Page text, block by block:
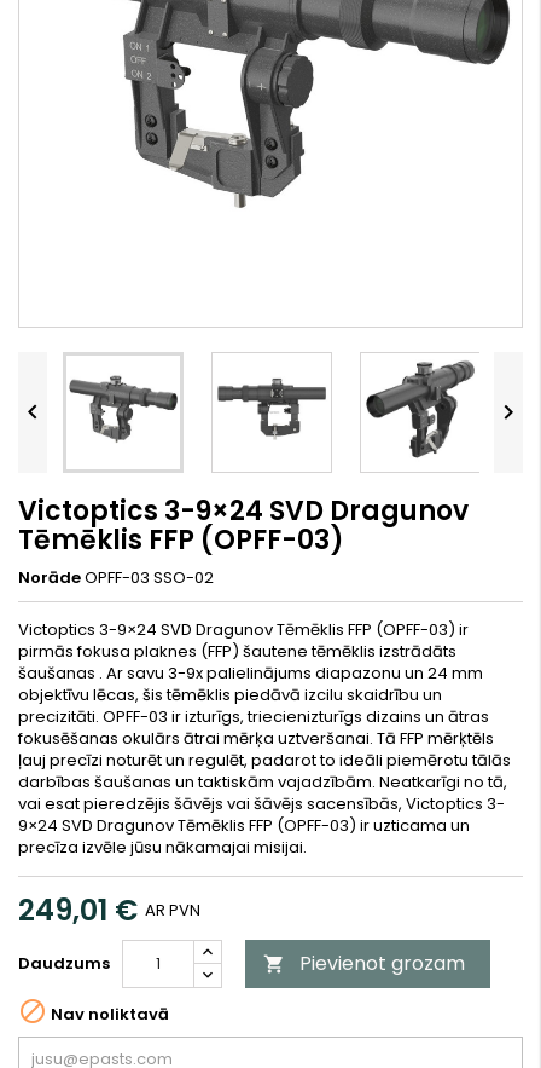
 
Victoptics 3-9×24 SVD Dragunov
Tēmēklis FFP (OPFF-03)
NorādeOPFF-03 SSO-02
Victoptics 3-9×24 SVD Dragunov Tēmēklis FFP (OPFF-03) ir
pirmās fokusa plaknes (FFP) šautene tēmēklis izstrādāts
šaušanas . Ar savu 3-9x palielinājums diapazonu un 24 mm
objektīvu lēcas, šis tēmēklis piedāvā izcilu skaidrību un
precizitāti. OPFF-03 ir izturīgs, triecienizturīgs dizains un ātras
fokusēšanas okulārs ātrai mērķa uztveršanai. Tā FFP mērķtēls
ļauj precīzi noturēt un regulēt, padarot to ideāli piemērotu tālās
darbības šaušanas un taktiskām vajadzībām. Neatkarīgi no tā,
vai esat pieredzējis šāvējs vai šāvējs sacensībās, Victoptics 3-
9×24 SVD Dragunov Tēmēklis FFP (OPFF-03) ir uzticama un
precīza izvēle jūsu nākamajai misijai.
249,01 € AR PVN
Daudzums  Pievienot grozam
 Nav noliktavā